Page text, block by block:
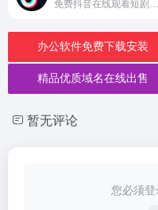
办公软件免费下载安装
精品优质域名在线出售
暂无评论
您必须登